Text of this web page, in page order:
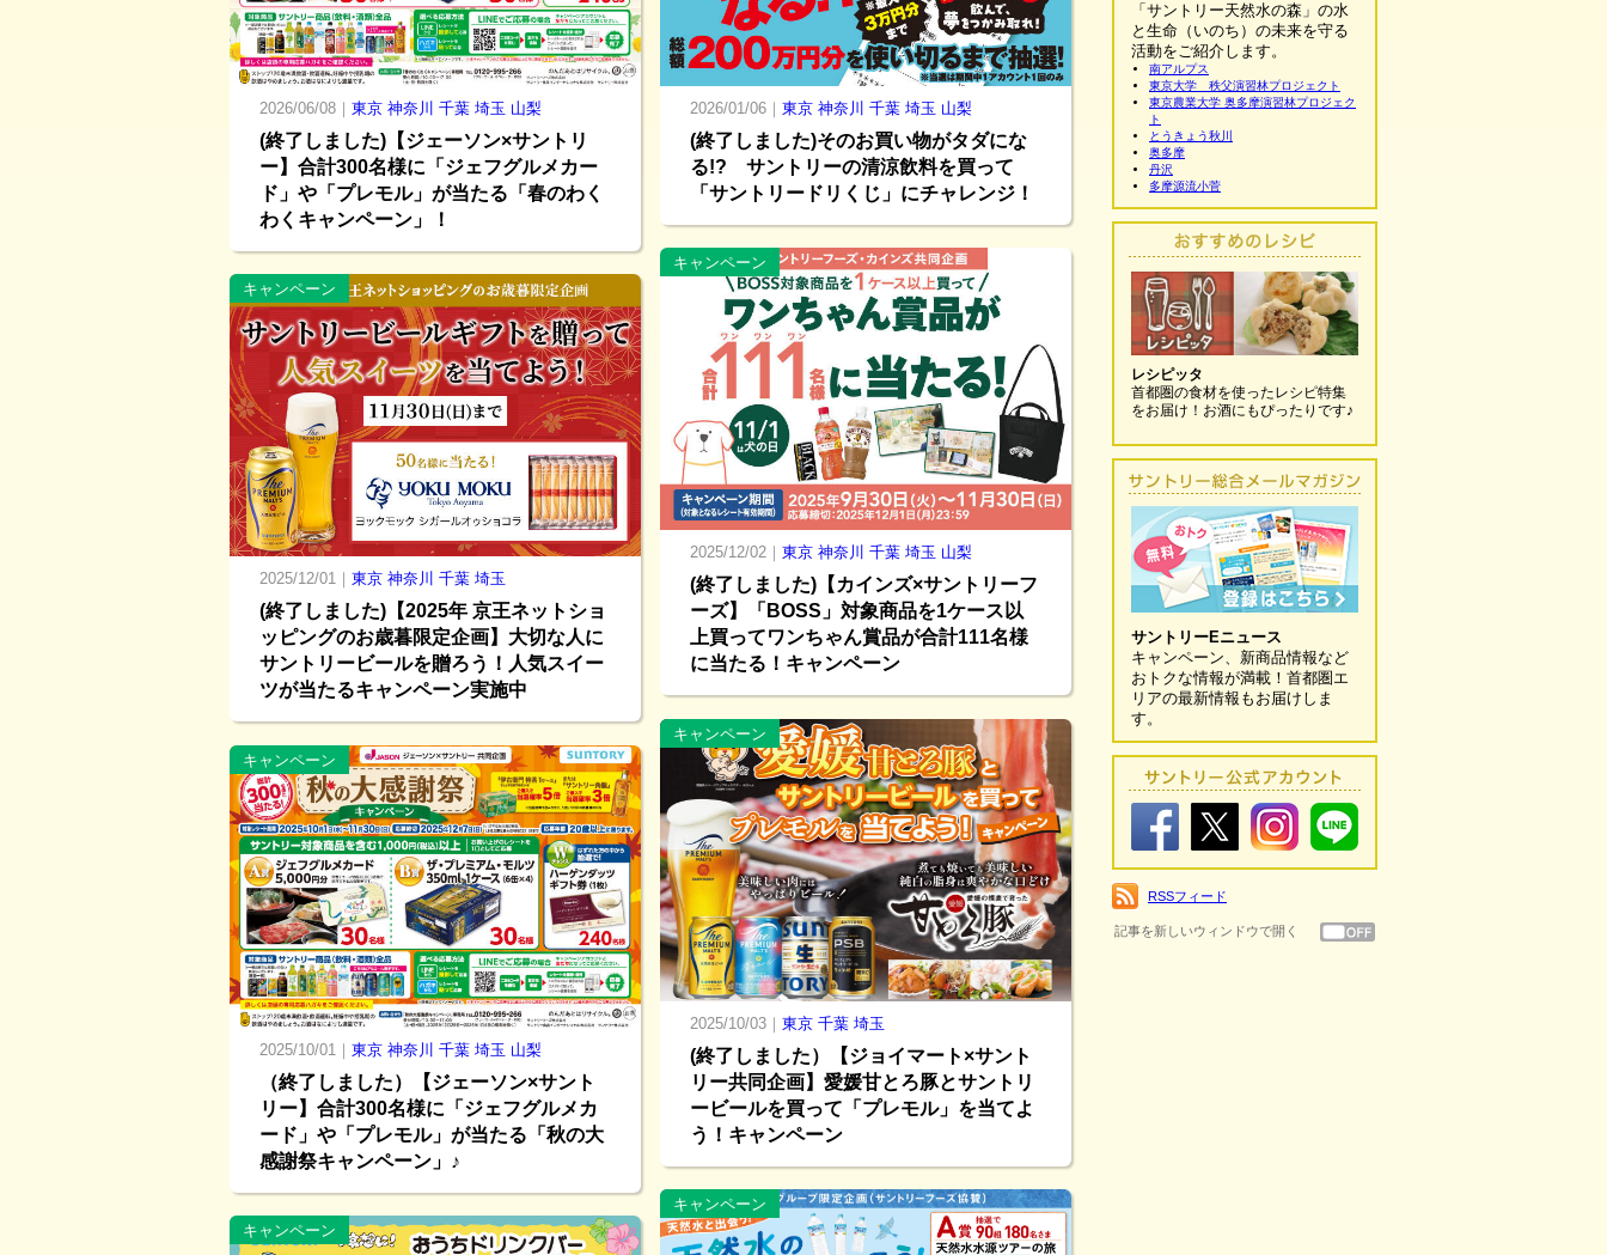
2026/06/08｜ 東京 神奈川 千葉 埼玉 山梨
(終了しました)【ジェーソン×サントリ
ー】合計300名様に「ジェフグルメカー
ド」や「プレモル」が当たる「春のわく
わくキャンペーン」！
2026/01/06｜ 東京 神奈川 千葉 埼玉 山梨
(終了しました)そのお買い物がタダにな
る!? サントリーの清涼飲料を買って
「サントリードリくじ」にチャレンジ！
キャンペーン
2025/12/02｜ 東京 神奈川 千葉 埼玉 山梨
(終了しました)【カインズ×サントリーフ
ーズ】「BOSS」対象商品を1ケース以
上買ってワンちゃん賞品が合計111名様
に当たる！キャンペーン
キャンペーン
2025/12/01｜ 東京 神奈川 千葉 埼玉
(終了しました)【2025年 京王ネットショ
ッピングのお歳暮限定企画】大切な人に
サントリービールを贈ろう！人気スイー
ツが当たるキャンペーン実施中
キャンペーン
2025/10/03｜ 東京 千葉 埼玉
(終了しました）【ジョイマート×サント
リー共同企画】愛媛甘とろ豚とサントリ
ービールを買って「プレモル」を当てよ
う！キャンペーン
キャンペーン
2025/10/01｜ 東京 神奈川 千葉 埼玉 山梨
（終了しました）【ジェーソン×サント
リー】合計300名様に「ジェフグルメカ
ード」や「プレモル」が当たる「秋の大
感謝祭キャンペーン」♪
キャンペーン
キャンペーン
「サントリー天然水の森」の水
と生命（いのち）の未来を守る
活動をご紹介します。
南アルプス
東京大学 秩父演習林プロジェクト
東京農業大学 奥多摩演習林プロジェク
ト
とうきょう秋川
奥多摩
丹沢
多摩源流小菅
レシピッタ
首都圏の食材を使ったレシピ特集
をお届け！お酒にもぴったりです♪
サントリーEニュース
キャンペーン、新商品情報など
おトクな情報が満載！首都圏エ
リアの最新情報もお届けしま
す。
RSSフィード
記事を新しいウィンドウで開く